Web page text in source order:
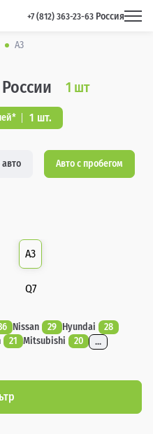
+7 (812) 363-23-63 Россия
A3
1 шт
1 шт.
Авто с пробегом
A3
Q7
Nissan 29 Hyundai
28
21 Mitsubishi 20 ...